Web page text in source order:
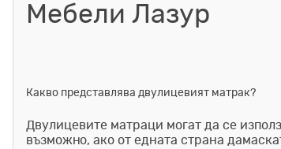
Мебели Лазур
Какво представлява двулицевият матрак?
Двулицевите матраци могат да се
възможно, ако от едната страна